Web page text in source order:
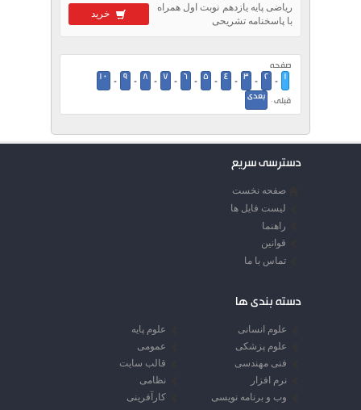
خرید
ریاضی پایه یازدهم نوبت اول همراه
با پاسخنامه تشریحی
صفحه
1
-
2
-
3
-
4
-
5
-
6
-
7
-
8
-
9
-
10
قبلی · بعدی
دسترسی سریع
صفحه نخست
لیست فایل ها
راهنما
قوانین
تماس با ما
دسته بندی ها
علوم انسانی
علوم پایه
علوم پزشکی
عمومی
فنی مهندسی
قالب سایت
نرم افزار
نظامی
وب و برنامه نویسی
کارآفرینی